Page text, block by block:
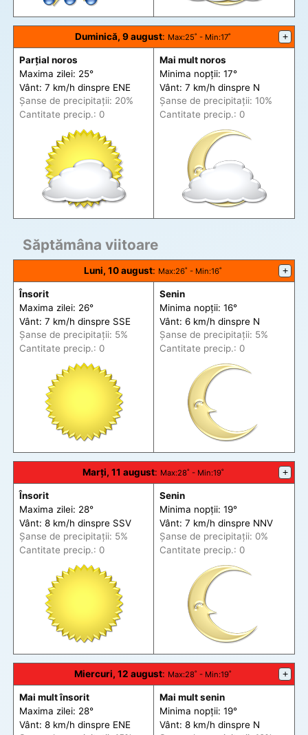
Duminică, 9 august: Max:25˚ - Min:17˚ +
Parțial noros
Maxima zilei: 25°
Vânt: 7 km/h dinspre ENE
Șanse de precipitații: 20%
Cantitate precip.: 0
Mai mult noros
Minima nopții: 17°
Vânt: 7 km/h dinspre N
Șanse de precipitații: 10%
Cantitate precip.: 0
Săptămâna viitoare
Luni, 10 august: Max:26˚ - Min:16˚ +
Însorit
Maxima zilei: 26°
Vânt: 7 km/h dinspre SSE
Șanse de precipitații: 5%
Cantitate precip.: 0
Senin
Minima nopții: 16°
Vânt: 6 km/h dinspre N
Șanse de precipitații: 5%
Cantitate precip.: 0
Marți, 11 august: Max:28˚ - Min:19˚ +
Însorit
Maxima zilei: 28°
Vânt: 8 km/h dinspre SSV
Șanse de precipitații: 5%
Cantitate precip.: 0
Senin
Minima nopții: 19°
Vânt: 7 km/h dinspre NNV
Șanse de precipitații: 0%
Cantitate precip.: 0
Miercuri, 12 august: Max:28˚ - Min:19˚ +
Mai mult însorit
Maxima zilei: 28°
Vânt: 8 km/h dinspre ENE
Mai mult senin
Minima nopții: 19°
Vânt: 8 km/h dinspre N